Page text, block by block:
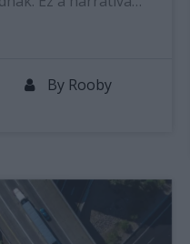
By Rooby